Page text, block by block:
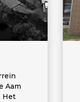
Aam
Het